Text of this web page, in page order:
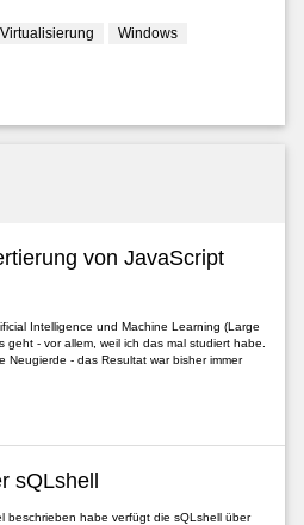
Virtualisierung Windows
von JavaScript
Intelligence und Machine Learning (Large
geht - vor allem, weil ich das mal studiert habe.
Neugierde - das Resultat war bisher immer
sQLshell
beschrieben habe verfügt die sQLshell über